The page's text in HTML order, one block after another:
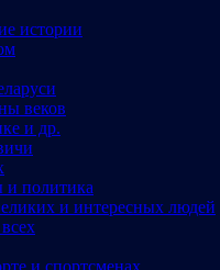
истории
веков
и др.
политика
и интересных людей
и спортсменах